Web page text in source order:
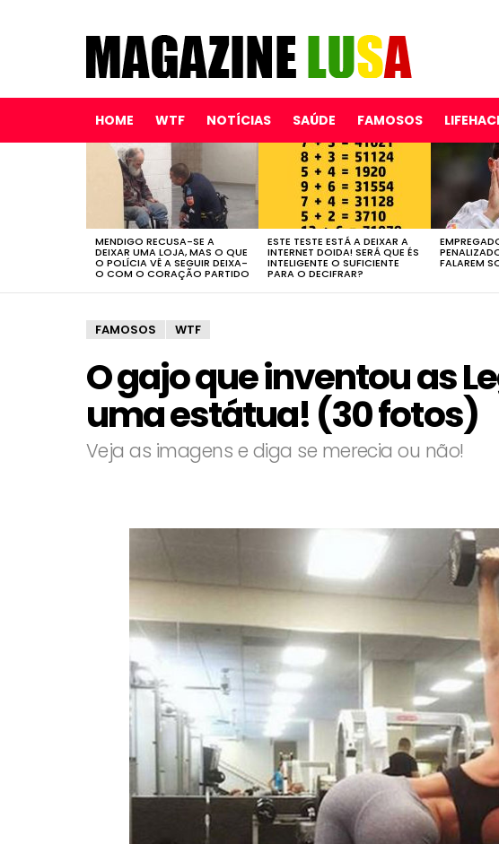
HOME WTF NOTÍCIAS SAÚDE FAMOSOS
LATEST
STORIES
MENDIGO RECUSA-SE A
DEIXAR UMA LOJA, MAS O QUE
O POLÍCIA VÊ A SEGUIR DEIXA-
O COM O CORAÇÃO PARTIDO
ESTE TESTE ESTÁ A DEIXAR A
INTERNET DOIDA! SERÁ QUE ÉS
INTELIGENTE O SUFICIENTE
PARA O DECIFRAR?
FALAREM
FAMOSOS WTF
O gajo que inventou as
uma estátua! (30 fotos)
Veja as imagens e diga se merecia ou não!